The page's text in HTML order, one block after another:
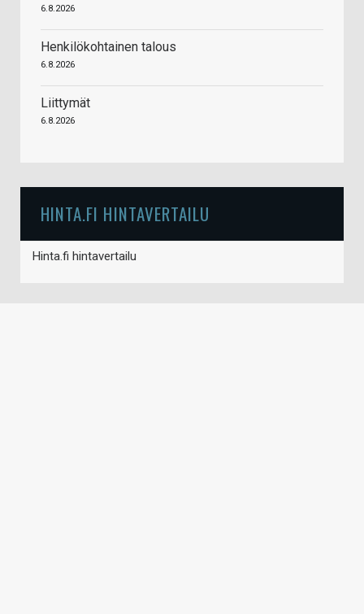
6.8.2026
Henkilökohtainen talous
6.8.2026
Liittymät
6.8.2026
HINTA.FI HINTAVERTAILU
Hinta.fi hintavertailu